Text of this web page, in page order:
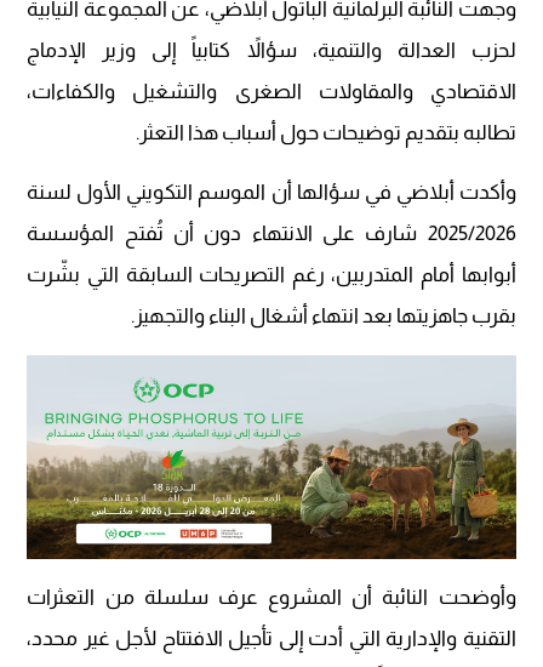
وجهت النائبة البرلمانية الباتول أبلاضي، عن المجموعة النيابية
لحزب العدالة والتنمية، سؤالاً كتابياً إلى وزير الإدماج
الاقتصادي والمقاولات الصغرى والتشغيل والكفاءات،
تطالبه بتقديم توضيحات حول أسباب هذا التعثر.
وأكدت أبلاضي في سؤالها أن الموسم التكويني الأول لسنة
2025/2026 شارف على الانتهاء دون أن تُفتح المؤسسة
أبوابها أمام المتدربين، رغم التصريحات السابقة التي بشّرت
بقرب جاهزيتها بعد انتهاء أشغال البناء والتجهيز.
وأوضحت النائبة أن المشروع عرف سلسلة من التعثرات
التقنية والإدارية التي أدت إلى تأجيل الافتتاح لأجل غير محدد،